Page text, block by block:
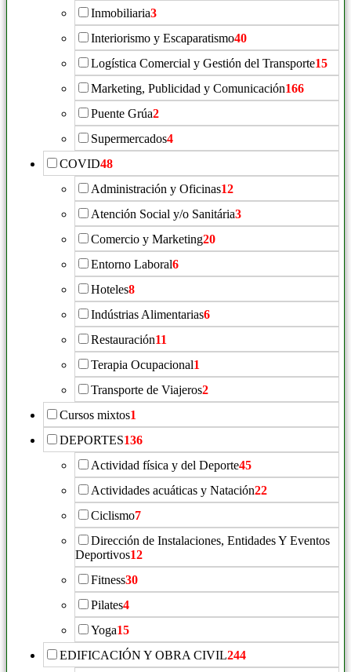
Inmobiliaria3
Interiorismo y Escaparatismo40
Logística Comercial y Gestión del Transporte15
Marketing, Publicidad y Comunicación166
Puente Grúa2
Supermercados4
COVID48
Administración y Oficinas12
Atención Social y/o Sanitária3
Comercio y Marketing20
Entorno Laboral6
Hoteles8
Indústrias Alimentarias6
Restauración11
Terapia Ocupacional1
Transporte de Viajeros2
Cursos mixtos1
DEPORTES136
Actividad física y del Deporte45
Actividades acuáticas y Natación22
Ciclismo7
Dirección de Instalaciones, Entidades Y Eventos
Deportivos12
Fitness30
Pilates4
Yoga15
EDIFICACIÓN Y OBRA CIVIL244